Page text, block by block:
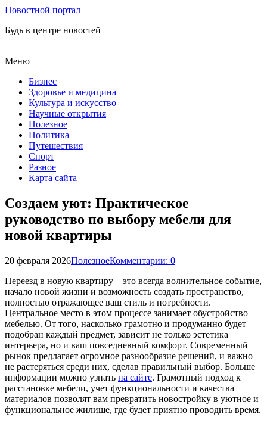
Новостной портал
Будь в центре новостей
Меню
Бизнес
Здоровье и медицина
Культура и искусство
Научные открытия
Полезное
Политика
Путешествия
Спорт
Разное
Карта сайта
Создаем уют: Практическое
руководство по выбору мебели для
новой квартиры
20 февраля 2026ПолезноеКомментарии: 0
Переезд в новую квартиру – это всегда волнительное событие,
начало новой жизни и возможность создать пространство,
полностью отражающее ваш стиль и потребности.
Центральное место в этом процессе занимает обустройство
мебелью. От того, насколько грамотно и продуманно будет
подобран каждый предмет, зависит не только эстетика
интерьера, но и ваш повседневный комфорт. Современный
рынок предлагает огромное разнообразие решений, и важно
не растеряться среди них, сделав правильный выбор. Больше
информации можно узнать на сайте. Грамотный подход к
расстановке мебели, учет функциональности и качества
материалов позволят вам превратить новостройку в уютное и
функциональное жилище, где будет приятно проводить время.